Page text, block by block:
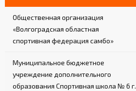
Общественная организация
«Волгоградская областная
спортивная федерация самбо»
Муниципальное бюджетное
учреждение дополнительного
образования Спортивная школа № 6 г.